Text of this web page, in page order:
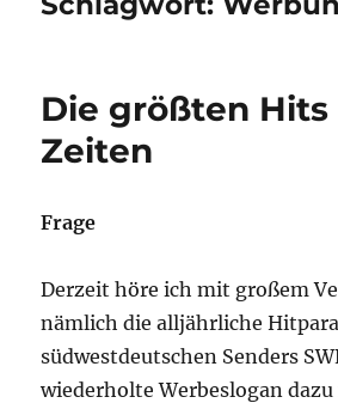
Die größten Hits
Zeiten
Frage
Derzeit höre ich mit großem
nämlich die alljährliche
südwestdeutschen Senders
wiederholte Werbeslogan